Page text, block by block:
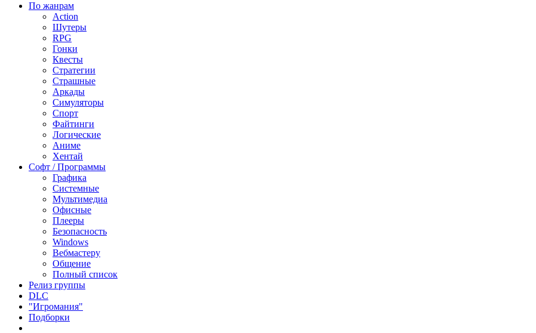
По жанрам
Action
Шутеры
RPG
Гонки
Квесты
Стратегии
Страшные
Аркады
Симуляторы
Спорт
Файтинги
Логические
Аниме
Хентай
Софт / Программы
Графика
Системные
Мультимедиа
Офисные
Плееры
Безопасность
Windows
Вебмастеру
Общение
Полный список
Релиз группы
DLC
"Игромания"
Подборки